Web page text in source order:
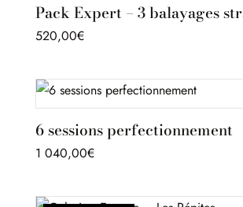
Pack Expert – 3 balayages
520,00€
6 sessions perfectionnement
1 040,00€